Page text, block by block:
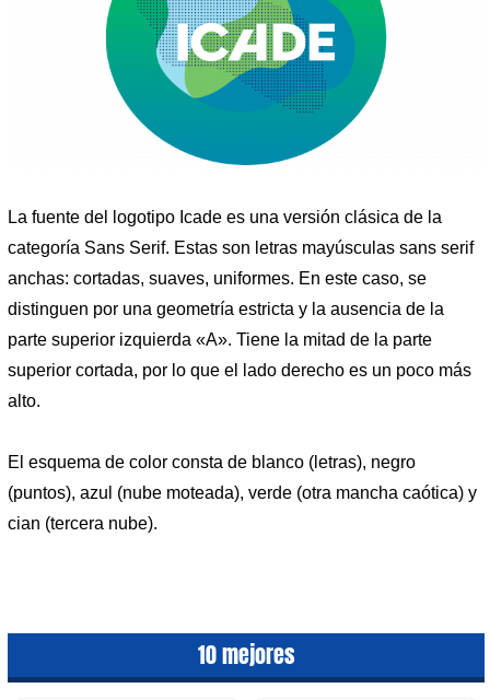
La fuente del logotipo Icade es una versión clásica de la
categoría Sans Serif. Estas son letras mayúsculas sans serif
anchas: cortadas, suaves, uniformes. En este caso, se
distinguen por una geometría estricta y la ausencia de la
parte superior izquierda «A». Tiene la mitad de la parte
superior cortada, por lo que el lado derecho es un poco más
alto.
El esquema de color consta de blanco (letras), negro
(puntos), azul (nube moteada), verde (otra mancha caótica) y
cian (tercera nube).
10 mejores